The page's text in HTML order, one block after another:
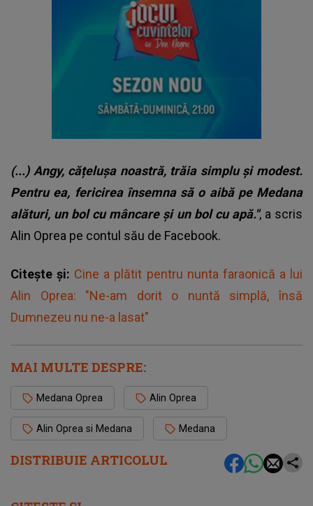
DISTRIBUIE ARTICOLUL
(...) Angy, cățelușa noastră, trăia simplu și modest.
Pentru ea, fericirea însemna să o aibă pe Medana
alături, un bol cu mâncare și un bol cu apă.", a scris
Alin Oprea pe contul său de Facebook.
Citește și: Cine a plătit pentru nunta faraonică a lui
Alin Oprea: "Ne-am dorit o nuntă simplă, însă
Dumnezeu nu ne-a lasat"
MAI MULTE DESPRE:
Medana Oprea Alin Oprea
Alin Oprea si Medana Medana